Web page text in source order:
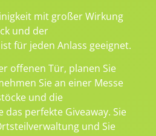
mit großer Wirkung
und der
für jeden Anlass geeignet.
offenen Tür, planen Sie
Sie an einer Messe
und die
perfekte Giveaway. Sie
und Sie